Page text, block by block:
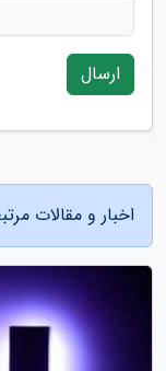
ارسال
اخبار و مقالات